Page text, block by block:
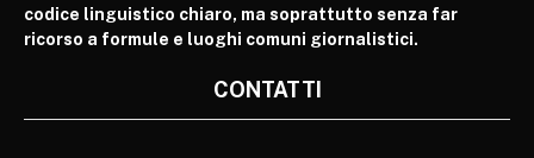
codice linguistico chiaro, ma soprattutto senza far
ricorso a formule e luoghi comuni giornalistici.
CONTATTI